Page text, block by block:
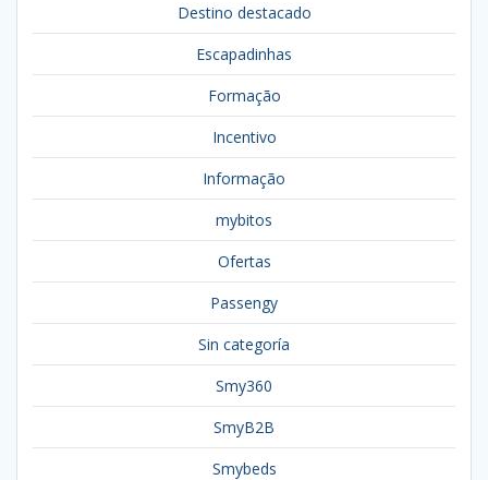
Destino destacado
Escapadinhas
Formação
Incentivo
Informação
mybitos
Ofertas
Passengy
Sin categoría
Smy360
SmyB2B
Smybeds